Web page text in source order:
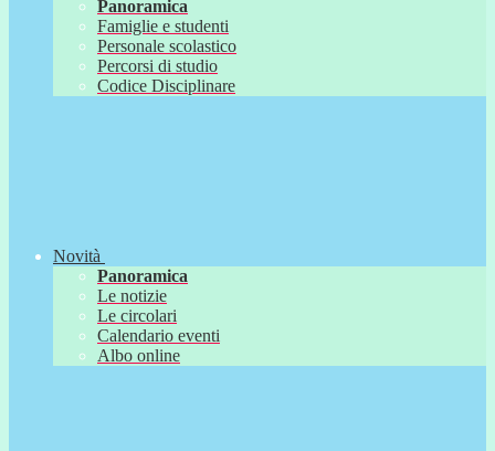
Panoramica
Famiglie e studenti
Personale scolastico
Percorsi di studio
Codice Disciplinare
Novità
Panoramica
Le notizie
Le circolari
Calendario eventi
Albo online